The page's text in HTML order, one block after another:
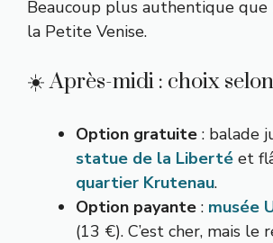
Beaucoup plus authentique que
la Petite Venise.
☀️ Après-midi : choix
Option gratuite : balade
statue de la Liberté et
quartier Krutenau.
Option payante : musée
(13 €). C’est cher, mais le